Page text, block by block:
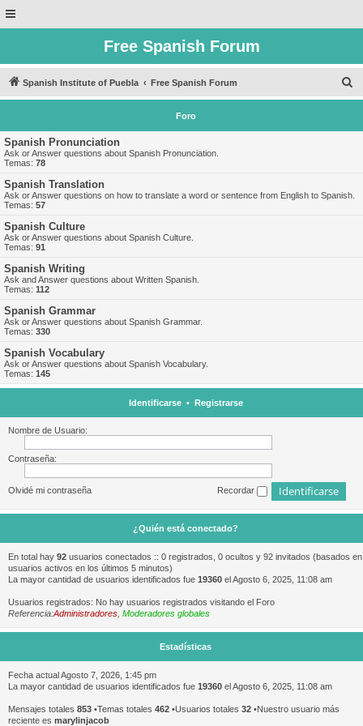
Free Spanish Forum
Spanish Institute of Puebla Free Spanish Forum
u
Foro
Spanish Pronunciation
Ask or Answer questions about Spanish Pronunciation.
Temas: 78
Spanish Translation
Ask or Answer questions on how to translate a word or sentence from English to Spanish.
Temas: 57
Spanish Culture
Ask or Answer questions about Spanish Culture.
Temas: 91
Spanish Writing
Ask and Answer questions about Written Spanish.
Temas: 112
Spanish Grammar
Ask or Answer questions about Spanish Grammar.
Temas: 330
Spanish Vocabulary
Ask or Answer questions about Spanish Vocabulary.
Temas: 145
Identificarse• Registrarse
Nombre de Usuario:
Contraseña:
Olvidé mi contraseña Recordar
¿Quién está conectado?
En total hay 92 usuarios conectados :: 0 registrados, 0 ocultos y 92 invitados (basados en
usuarios activos en los últimos 5 minutos)
La mayor cantidad de usuarios identificados fue 19360 el Agosto 6, 2025, 11:08 am
Usuarios registrados: No hay usuarios registrados visitando el Foro
Referencia:Administradores Moderadores globales
Estadísticas
Fecha actual Agosto 7, 2026, 1:45 pm
La mayor cantidad de usuarios identificados fue 19360 el Agosto 6, 2025, 11:08 am
Mensajes totales 853 •Temas totales 462 •Usuarios totales 32 •Nuestro usuario más
reciente es marylinjacob